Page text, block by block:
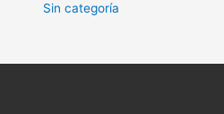
Sin categoría